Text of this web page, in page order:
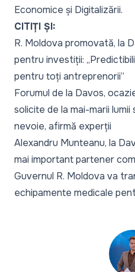
Economice și Digitalizării.
CITIȚI ȘI:
R. Moldova promovată, la
pentru investiții:
pentru toți antreprenorii”
Forumul de la Davos,
solicite de la mai-marii
nevoie, afirmă experții
Alexandru Munteanu, la
mai important partener
Guvernul R. Moldova va
echipamente medicale